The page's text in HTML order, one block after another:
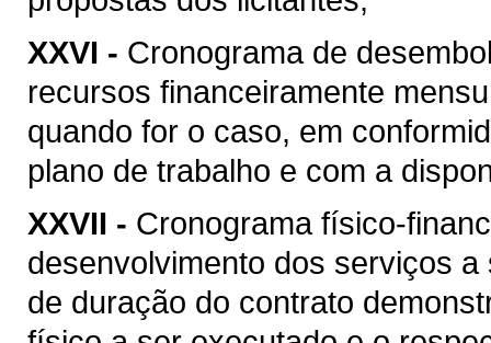
XXVI - Cronograma de
recursos financeiramente
quando for o caso, em
plano de trabalho e com a
XXVII - Cronograma físico-
desenvolvimento dos serviços
de duração do contrato